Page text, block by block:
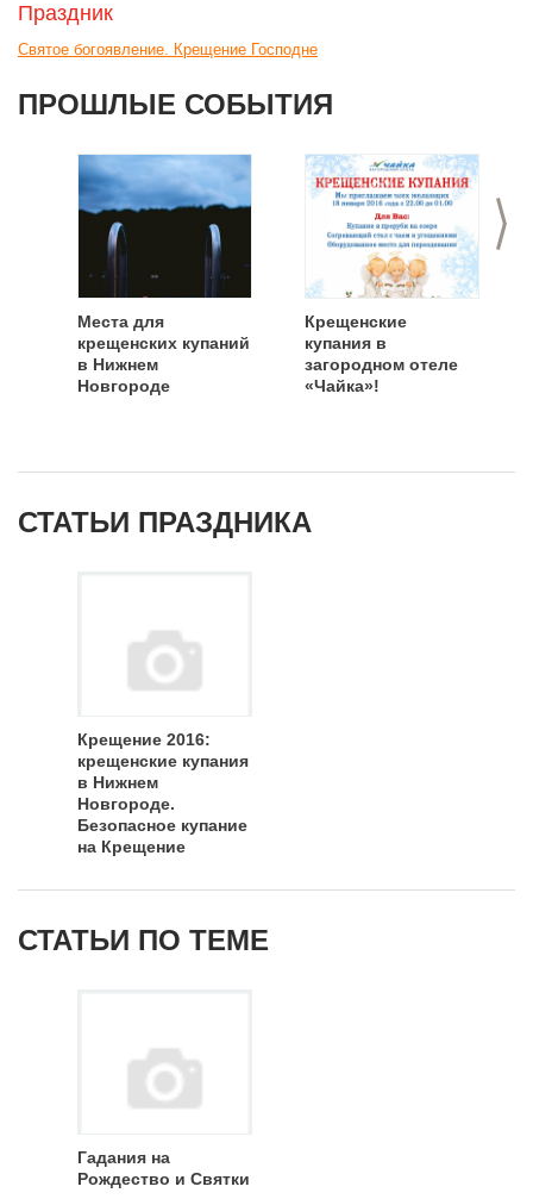
Праздник
Святое богоявление. Крещение Господне
ПРОШЛЫЕ СОБЫТИЯ
>
Места для
крещенских купаний
в Нижнем
Новгороде
Крещенские
купания в
загородном отеле
«Чайка»!
СТАТЬИ ПРАЗДНИКА
Крещение 2016:
крещенские купания
в Нижнем
Новгороде.
Безопасное купание
на Крещение
СТАТЬИ ПО ТЕМЕ
Гадания на
Рождество и Святки